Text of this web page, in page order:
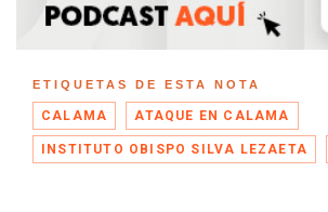
ETIQUETAS DE ESTA NOTA
CALAMA ATAQUE EN CALAMA
INSTITUTO OBISPO SILVA LEZAETA